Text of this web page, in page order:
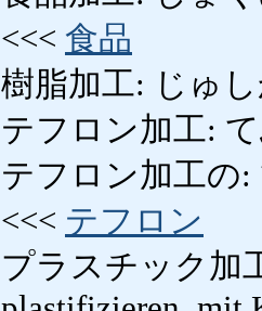
<<< 食品
樹脂加工: じゅ
テフロン加工:
テフロン加工の:
<<< テフロン
プラスチック加